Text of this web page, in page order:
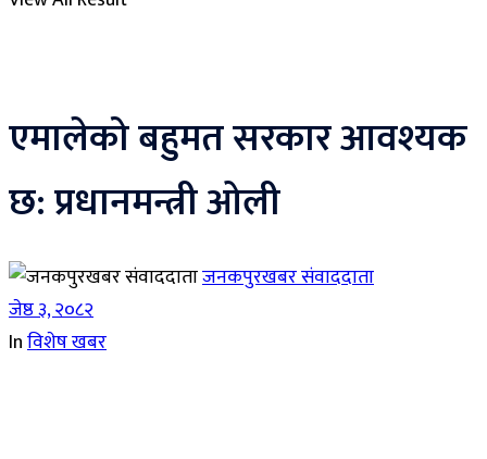
एमालेको बहुमत सरकार आवश्यक
छ: प्रधानमन्त्री ओली
जनकपुरखबर संवाददाता
जेष्ठ ३, २०८२
Inविशेष खबर